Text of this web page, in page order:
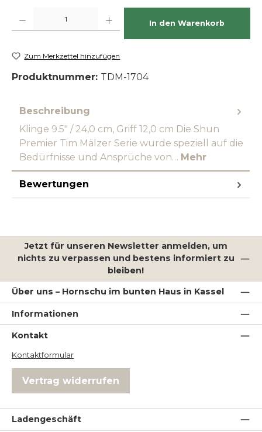
In den Warenkorb
Zum Merkzettel hinzufügen
Produktnummer: TDM-1704
Beschreibung
Klinge 9.5" / 24,0 cm, Griff 12,0 cm Die Shun
Premier Tim Mälzer Serie wurde speziell auf die
Bedürfnisse und Ansprüche von… Mehr
Bewertungen
Jetzt für unseren Newsletter anmelden, um
nichts zu verpassen und bestens informiert zu
bleiben!
Über uns – Hornschu im bunten Haus in Kassel
Informationen
Kontakt
Kontaktformular
Vertrag widerrufen
Ladengeschäft